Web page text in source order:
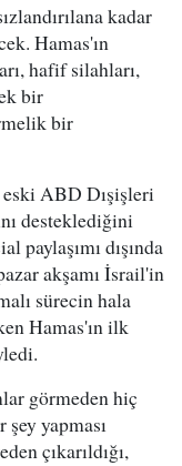
kadar
Hamas'ın
hafif silahları,
bir
bir
ABD Dışişleri
desteklediğini
paylaşımı dışında
akşamı İsrail'in
sürecin hala
Hamas'ın ilk
görmeden hiç
yapması
çıkarıldığı,